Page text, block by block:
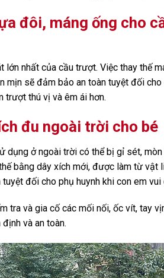
đôi, máng ống cho
lớn nhất của cầu trượt. Việc thay thế
mịn sẽ đảm bảo an toàn tuyệt đối
trượt thú vị và êm ái hơn.
đu ngoài trời cho bé
dụng ở ngoài trời có thể bị gỉ sét,
bằng dây xích mới, được làm từ
đối cho phụ huynh khi con em vui
tra và gia cố các mối nối, ốc vít, tay
và an toàn.